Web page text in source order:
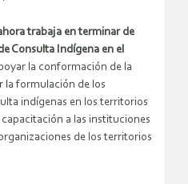
trabaja en terminar de
Consulta Indígena en el
la conformación de la
la formulación de los
indígenas en los territorios
a las instituciones
de los territorios